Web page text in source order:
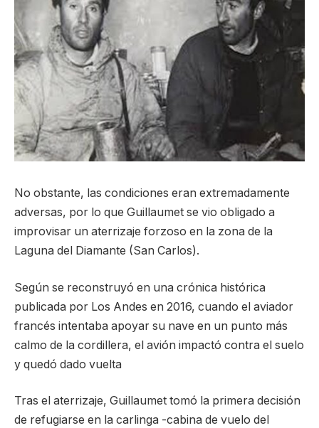
No obstante, las condiciones eran extremadamente
adversas, por lo que Guillaumet se vio obligado a
improvisar un aterrizaje forzoso en la zona de la
Laguna del Diamante (San Carlos).
Según se reconstruyó en una crónica histórica
publicada por Los Andes en 2016, cuando el aviador
francés intentaba apoyar su nave en un punto más
calmo de la cordillera, el avión impactó contra el suelo
y quedó dado vuelta
Tras el aterrizaje, Guillaumet tomó la primera decisión
de refugiarse en la carlinga -cabina de vuelo del